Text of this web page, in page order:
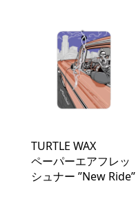
TURTLE WAX
ペーパーエアフレッ
シュナー ”New Ride”